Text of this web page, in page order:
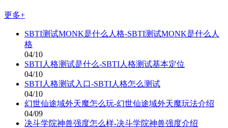
更多+
SBTI测试MONK是什么人格-SBTI测试MONK是什么人
格
04/10
SBTI人格测试是什么-SBTI人格测试基本定位
04/10
SBTI人格测试入口-SBTI人格怎么测试
04/10
幻世仙途域外天魔怎么玩-幻世仙途域外天魔玩法介绍
04/09
决斗学院神兽强度怎么样-决斗学院神兽强度介绍